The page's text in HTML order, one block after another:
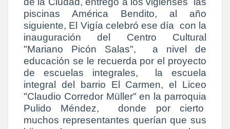
piscinas América Bendito, al año
siguiente, El Vigía celebró ese día con la
inauguración del Centro Cultural
"Mariano Picón Salas", a nivel de
educación se le recuerda por el proyecto
de escuelas integrales, la escuela
integral del barrio El Carmen, el Liceo
"Claudio Corredor Müller" en la parroquia
Pulido Méndez, donde por cierto
muchos representantes querían que sus